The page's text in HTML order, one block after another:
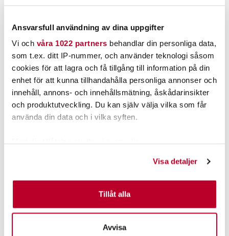
Ansvarsfull användning av dina uppgifter
Vi och våra 1022 partners behandlar din personliga data,
som t.ex. ditt IP-nummer, och använder teknologi såsom
cookies för att lagra och få tillgång till information på din
enhet för att kunna tillhandahålla personliga annonser och
innehåll, annons- och innehållsmätning, åskådarinsikter
och produktutveckling. Du kan själv välja vilka som får
använda din data och i vilka syften.
Identifiera din enhet genom att aktivt skanna den för
specifika kännetecken (fingeravtryck)
Ta reda på mer om hur dina personliga uppgifter
Du kan ändra eller dra tillbaka ditt samtycke när som
Visa detaljer
Tillåt alla
Avvisa
WESTIN
LÄGG I VARUKORG
2.199,00 kr
LÄGG I VARUKORG